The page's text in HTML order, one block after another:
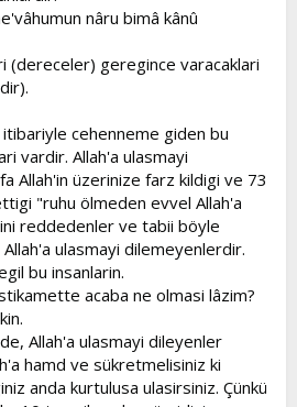
nâru bimâ kânû
(dereceler) geregince varacaklari
cehenneme giden bu
vardir. Allah'a ulasmayi
Allah'in üzerinize farz kildigi ve 73
"ruhu ölmeden evvel Allah'a
reddedenler ve tabii böyle
ulasmayi dilemeyenlerdir.
bu insanlarin.
acaba ne olmasi lâzim?
Allah'a ulasmayi dileyenler
hamd ve sükretmelisiniz ki
anda kurtulusa ulasirsiniz. Çünkü